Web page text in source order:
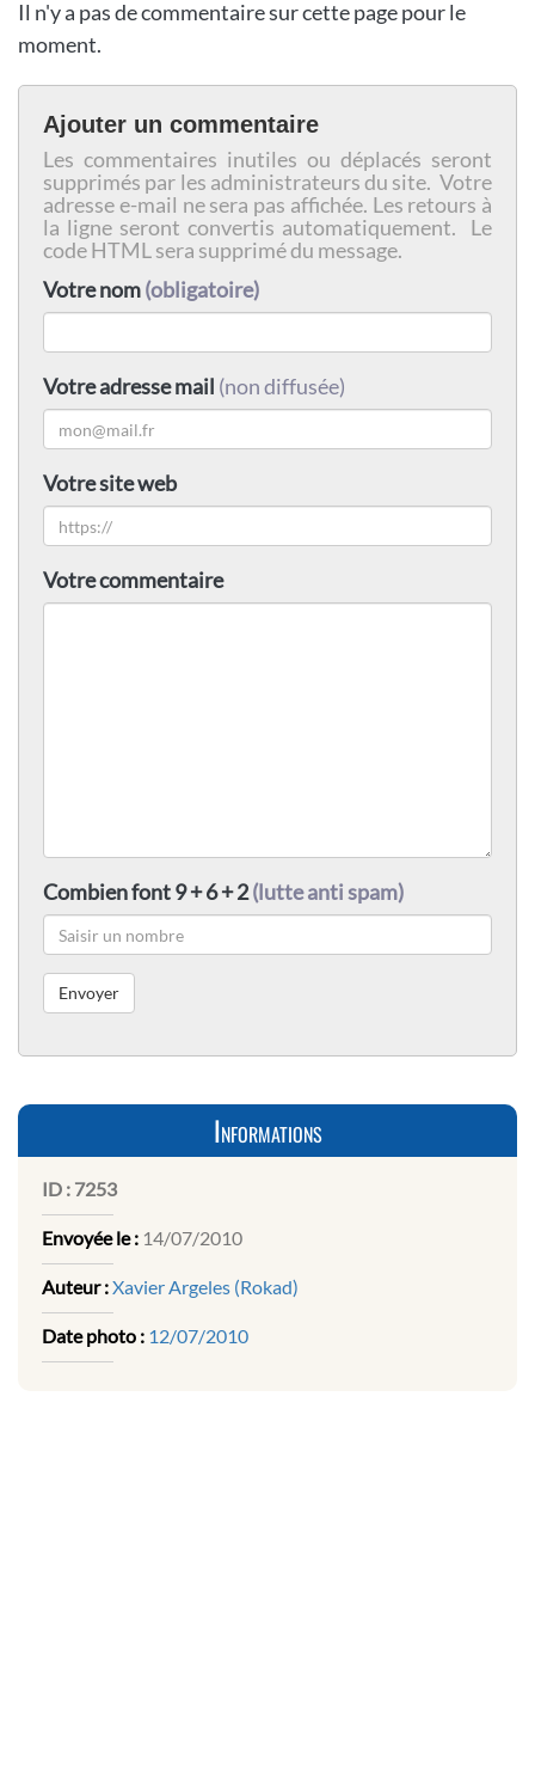
Il n'y a pas de commentaire sur cette page pour le
moment.
Ajouter un commentaire
Les commentaires inutiles ou déplacés seront
supprimés par les administrateurs du site. Votre
adresse e-mail ne sera pas affichée. Les retours à
la ligne seront convertis automatiquement. Le
code HTML sera supprimé du message.
Votre nom(obligatoire)
Votre adresse mail (non diffusée)
Votre site web
Votre commentaire
Combien font 9 + 6 + 2(lutte anti spam)
Informations
ID : 7253
Envoyée le : 14/07/2010
Auteur :Xavier Argeles (Rokad)
Date photo : 12/07/2010